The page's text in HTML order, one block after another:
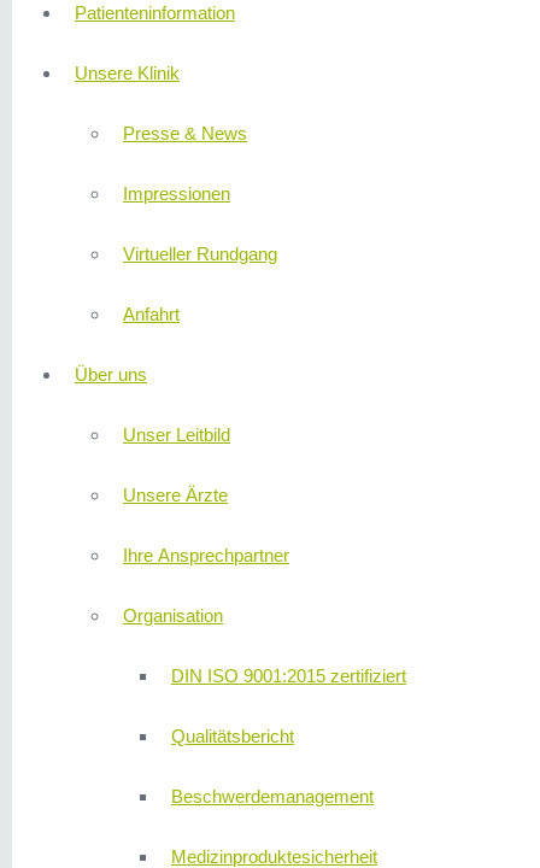
Patienteninformation
Unsere Klinik
Presse & News
Impressionen
Virtueller Rundgang
Anfahrt
Über uns
Unser Leitbild
Unsere Ärzte
Ihre Ansprechpartner
Organisation
DIN ISO 9001:2015 zertifiziert
Qualitätsbericht
Beschwerdemanagement
Medizinproduktesicherheit